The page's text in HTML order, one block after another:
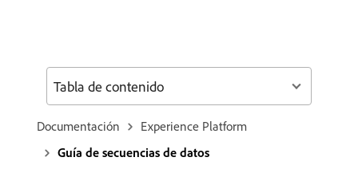
Documentación
Experience Platform
Guía de secuencias de datos
Tabla de contenido